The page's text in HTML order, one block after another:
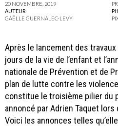
20 NOVEMBRE, 2019
AUTEUR
GAËLLE GUERNALEC-LEVY
Après le lancement des
jours de la vie de l’enfant et
nationale de Prévention et de
plan de lutte contre les
constitue le troisième pilier du
annoncé par Adrien Taquet
Voici les annonces telles